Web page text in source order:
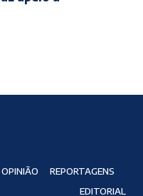
OPINIÃO
REPORTAGENS
EDITORIAL